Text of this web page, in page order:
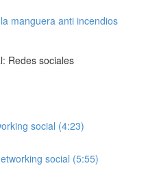
manguera anti incendios
Redes sociales
social (4:23)
social (5:55)